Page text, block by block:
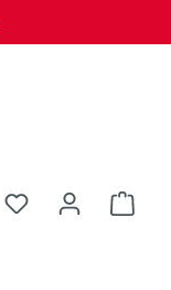
Du hast 0